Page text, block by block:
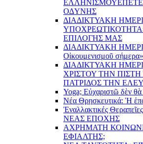
O∆YΝΗΣ
ΔΙΑΔΙΚΤΥΑΚΗ
EΠΙΛΟΓΗΣ ΜΑΣ
ΔΙΑΔΙΚΤΥΑΚΗ
Οἰκουμενισμοῦ
ΔΙΑΔΙΚΤΥΑΚΗ
ΧΡΙΣΤΟΥ ΤΗΝ
ΠΑΤΡΙΔΟΣ ΤΗΝ
Yoga; Εὐχαριστῶ δὲν
Νέα Θρησκευτικά: Ἡ
Ἐναλλακτικές
ΝΕΑΣ ΕΠΟΧΗΣ
ΑΧΡΗΜΑΤΗ
ΕΦΙΑΛΤΗΣ;